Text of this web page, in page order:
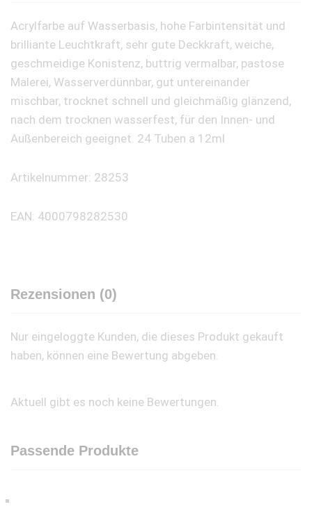
Acrylfarbe auf Wasserbasis, hohe Farbintensität und
brilliante Leuchtkraft, sehr gute Deckkraft, weiche,
geschmeidige Konistenz, buttrig vermalbar, pastose
Malerei, Wasserverdünnbar, gut untereinander
mischbar, trocknet schnell und gleichmäßig glänzend,
nach dem trocknen wasserfest, für den Innen- und
Außenbereich geeignet. 24 Tuben a 12ml
Artikelnummer: 28253
EAN: 4000798282530
Rezensionen (0)
Nur eingeloggte Kunden, die dieses Produkt gekauft
haben, können eine Bewertung abgeben.
Aktuell gibt es noch keine Bewertungen.
Passende Produkte